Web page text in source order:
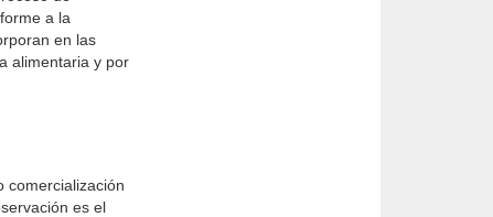
a la
en las
alimentaria y por
comercialización
es el